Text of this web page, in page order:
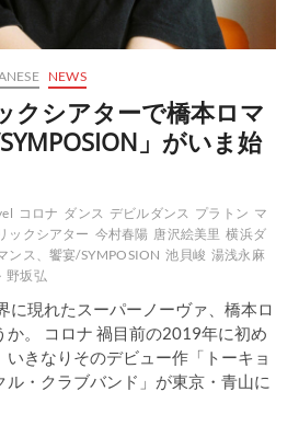
NEWS
クシアターで橋本ロマ
」がいま始
コロナ ダンス デビルダンス プラトン マ
ックシアター 今村春陽 唐沢絵美里 横浜ダ
ンス、饗宴/SYMPOSION 池貝峻 湯浅永麻
野坂弘
に現れたスーパーノーヴァ、橋本ロ
か。 コロナ 禍目前の2019年に初め
きなりそのデビュー作「トーキョ
ル・クラブバンド」が東京・青山に